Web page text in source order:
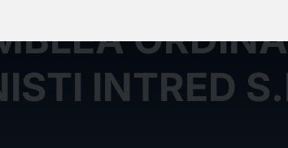
INTRED